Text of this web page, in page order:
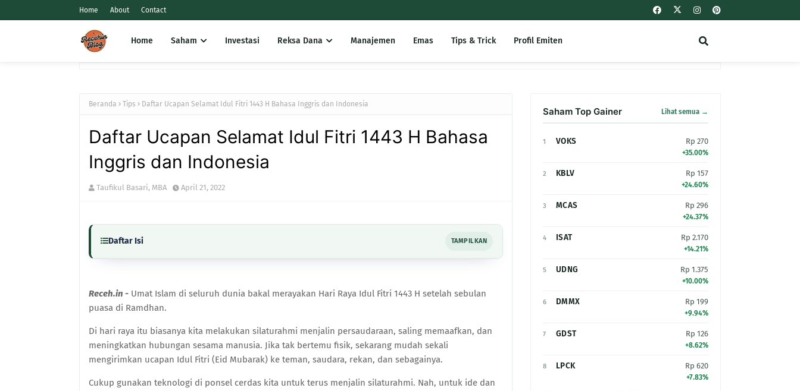
Home About Contact
Home Saham Investasi Reksa Dana Manajemen Emas Tips & Trick Profil Emiten
Beranda Tips Daftar Ucapan Selamat Idul Fitri 1443 H Bahasa Inggris dan Indonesia
Daftar Ucapan Selamat Idul Fitri 1443 H Bahasa
Inggris dan Indonesia
Taufikul Basari, MBA April 21, 2022
Daftar Isi TAMPILKAN
Receh.in - Umat Islam di seluruh dunia bakal merayakan Hari Raya Idul Fitri 1443 H setelah sebulan
puasa di Ramdhan.
Di hari raya itu biasanya kita melakukan silaturahmi menjalin persaudaraan, saling memaafkan, dan
meningkatkan hubungan sesama manusia. Jika tak bertemu fisik, sekarang mudah sekali
mengirimkan ucapan Idul Fitri (Eid Mubarak) ke teman, saudara, rekan, dan sebagainya.
Cukup gunakan teknologi di ponsel cerdas kita untuk terus menjalin silaturahmi. Nah, untuk ide dan
Saham Top Gainer Lihat semua →
1 VOKS Rp 270
+35.00%
2 KBLV Rp 157
+24.60%
3 MCAS Rp 296
+24.37%
4 ISAT Rp 2.170
+14.21%
5 UDNG Rp 1.375
+10.00%
6 DMMX Rp 199
+9.94%
7 GDST Rp 126
+8.62%
8 LPCK Rp 620
+7.83%